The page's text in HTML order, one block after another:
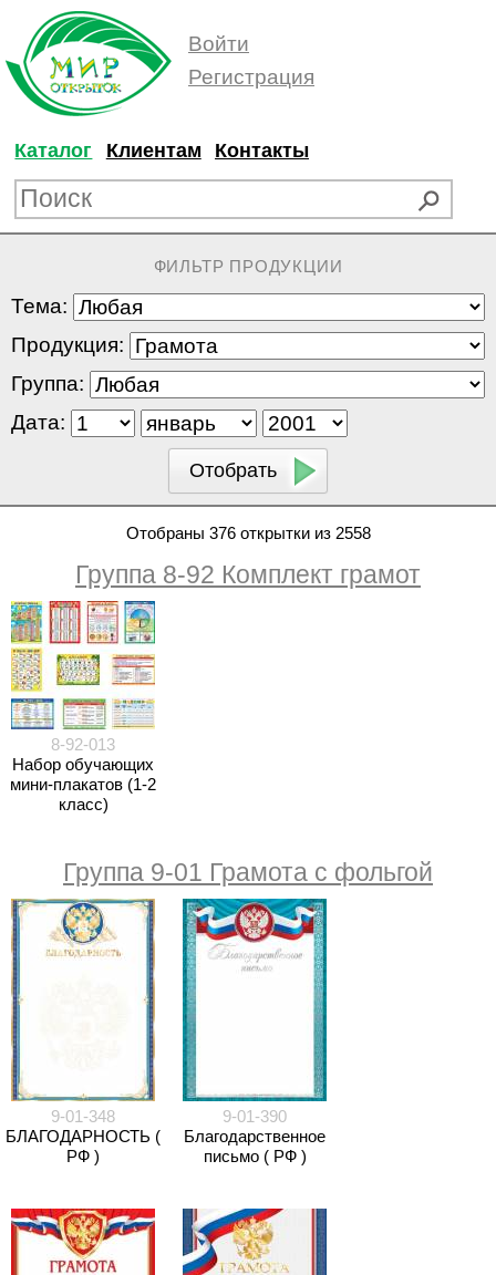
Войти
Регистрация
Каталог Клиентам Контакты
ФИЛЬТР ПРОДУКЦИИ
Тема:
Продукция:
Группа:
Дата:
Отобраны 376 открытки из 2558
Группа 8-92 Комплект грамот
8-92-013
Набор обучающих
мини-плакатов (1-2
класс)
Группа 9-01 Грамота с фольгой
9-01-348
БЛАГОДАРНОСТЬ (
РФ )
9-01-390
Благодарственное
письмо ( РФ )